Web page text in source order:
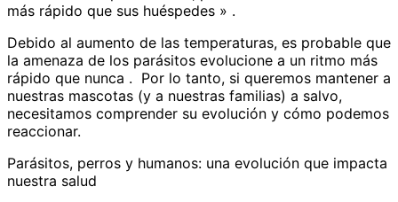
más rápido que sus huéspedes » .
Debido al aumento de las temperaturas, es probable que
la amenaza de los parásitos evolucione a un ritmo más
rápido que nunca . Por lo tanto, si queremos mantener a
nuestras mascotas (y a nuestras familias) a salvo,
necesitamos comprender su evolución y cómo podemos
reaccionar.
Parásitos, perros y humanos: una evolución que impacta
nuestra salud